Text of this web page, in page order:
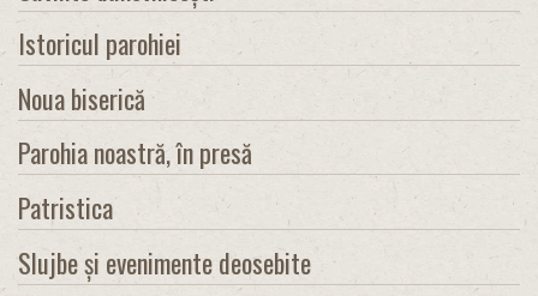
Istoricul parohiei
Noua biserică
Parohia noastră, în presă
Patristica
Slujbe și evenimente deosebite